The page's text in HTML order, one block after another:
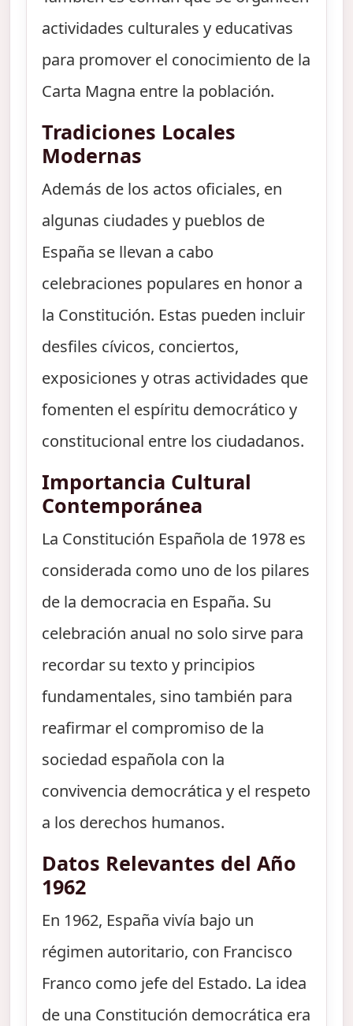
actividades culturales y educativas
para promover el conocimiento de la
Carta Magna entre la población.
Tradiciones Locales
Modernas
Además de los actos oficiales, en
algunas ciudades y pueblos de
España se llevan a cabo
celebraciones populares en honor a
la Constitución. Estas pueden incluir
desfiles cívicos, conciertos,
exposiciones y otras actividades que
fomenten el espíritu democrático y
constitucional entre los ciudadanos.
Importancia Cultural
Contemporánea
La Constitución Española de 1978 es
considerada como uno de los pilares
de la democracia en España. Su
celebración anual no solo sirve para
recordar su texto y principios
fundamentales, sino también para
reafirmar el compromiso de la
sociedad española con la
convivencia democrática y el respeto
a los derechos humanos.
Datos Relevantes del Año
1962
En 1962, España vivía bajo un
régimen autoritario, con Francisco
Franco como jefe del Estado. La idea
de una Constitución democrática era